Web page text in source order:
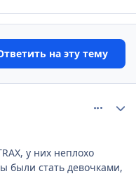
на эту тему
у них неплохо
были стать девочками,